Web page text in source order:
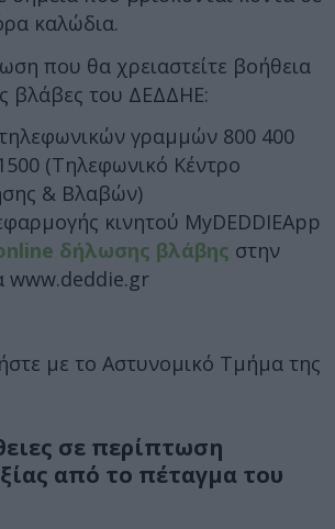
καλώδια.
που θα χρειαστείτε βοήθεια
βλάβες του ΔΕΔΔΗΕ:
γραμμών 800 400
(Τηλεφωνικό Κέντρο
& Βλαβών)
κινητού MyDEDDIEApp
δήλωσης βλάβης στην
www.deddie.gr
με το Αστυνομικό Τμήμα της
σε περίπτωση
από το πέταγμα του